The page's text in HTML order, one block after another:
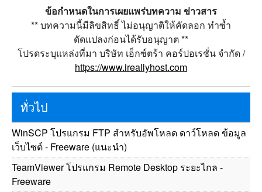
ข้อกำหนดในการเผยแพร่บทความ ข่าวสาร
** บทความนี้มีลิขสิทธิ์ ไม่อนุญาติให้คัดลอก ทำซ้ำ
ดัดแปลงก่อนได้รับอนุญาต **
โปรดระบุแหล่งที่มา บริษัท เอ็กซ์ตร้า คอร์ปอเรชั่น จำกัด /
https://www.ireallyhost.com
ทั่วไป
WinSCP โปรแกรม FTP สำหรับอัพโหลด ดาว์โหลด ข้อมูล
เว็บไซต์ - Freeware (แนะนำ)
TeamViewer โปรแกรม Remote Desktop ระยะไกล -
Freeware